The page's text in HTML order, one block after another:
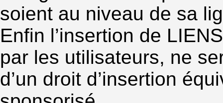
soient au niveau de sa
Enfin l’insertion de
par les utilisateurs, ne
d’un droit d’insertion